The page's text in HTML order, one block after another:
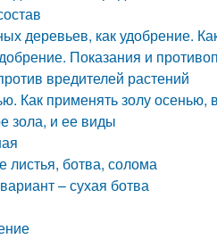
деревьев, как удобрение.
Показания и
вредителей растений
Как применять золу
зола, и ее виды
листья, ботва, солома
– сухая ботва